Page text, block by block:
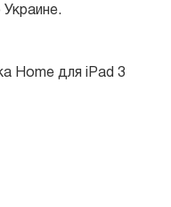
Home для iPad 3